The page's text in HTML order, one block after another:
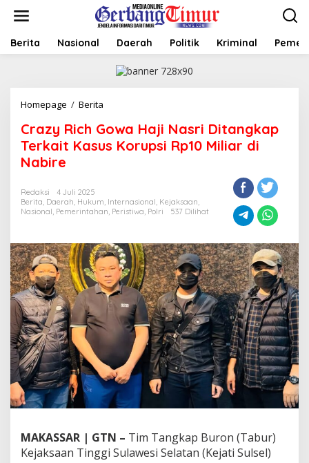
t
Berita Nasional Daerah Politik Kriminal
Homepage / Berita
a
z
y
h
G
w
a
H
a
j
a
s
i
D
i
g
k
Crazy Rich Gowa Haji Nasri Ditangkap
Terkait Kasus Korupsi Rp10 Miliar di
Nabire
Redaksi
4 Juli 2025
Berita, Daerah, Hukum, Internasional, Kejaksaan,
Nasional, Pemerintahan, Peristiwa, Polri 537 Dilihat
MAKASSAR | GTN – Tim Tangkap Buron (Tabur)
Kejaksaan Tinggi Sulawesi Selatan (Kejati Sulsel)